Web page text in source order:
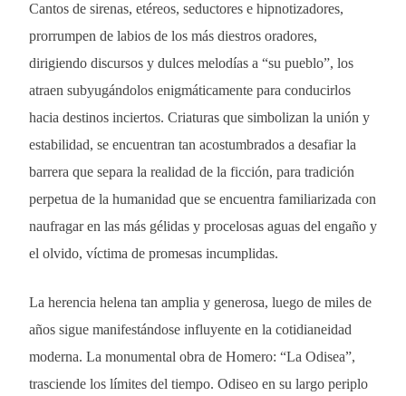
Cantos de sirenas, etéreos, seductores e hipnotizadores,
prorrumpen de labios de los más diestros oradores,
dirigiendo discursos y dulces melodías a “su pueblo”, los
atraen subyugándolos enigmáticamente para conducirlos
hacia destinos inciertos. Criaturas que simbolizan la unión y
estabilidad, se encuentran tan acostumbrados a desafiar la
barrera que separa la realidad de la ficción, para tradición
perpetua de la humanidad que se encuentra familiarizada con
naufragar en las más gélidas y procelosas aguas del engaño y
el olvido, víctima de promesas incumplidas.
La herencia helena tan amplia y generosa, luego de miles de
años sigue manifestándose influyente en la cotidianeidad
moderna. La monumental obra de Homero: “La Odisea”,
trasciende los límites del tiempo. Odiseo en su largo periplo